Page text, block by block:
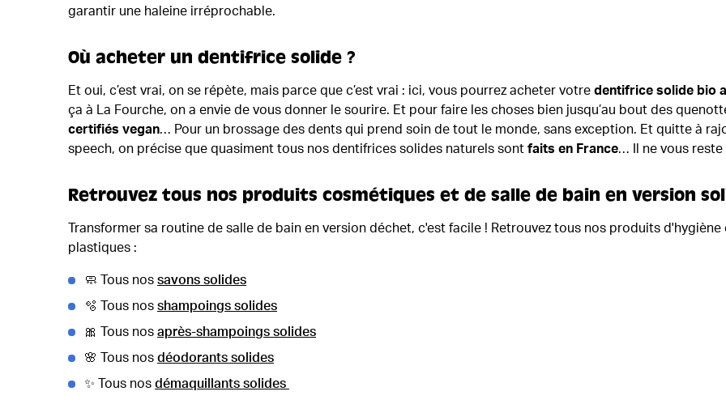
garantir une haleine irréprochable.
Où acheter un dentifrice solide ?
Et oui, c’est vrai, on se répète, mais parce que c’est vrai : ici, vous pourrez acheter votre dentifrice solide bio
ça à La Fourche, on a envie de vous donner le sourire. Et pour faire les choses bien jusqu’au bout des
certifiés vegan… Pour un brossage des dents qui prend soin de tout le monde, sans exception. Et quitte à
speech, on précise que quasiment tous nos dentifrices solides naturels sont faits en France… Il ne vous reste
Retrouvez tous nos produits cosmétiques et de salle de bain en version
Transformer sa routine de salle de bain en version déchet, c'est facile ! Retrouvez tous nos produits
plastiques :
🧼 Tous nos savons solides
🫧 Tous nos shampoings solides
🎀 Tous nos après-shampoings solides
🌸 Tous nos déodorants solides
✨ Tous nos démaquillants solides